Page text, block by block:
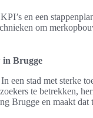
en een
om
in Brugge
een stad met sterke
te betrekken,
Brugge en maakt dat